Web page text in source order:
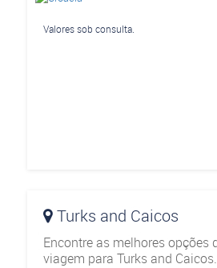
Valores sob consulta.
Turks and Caicos
Encontre as melhores opções
viagem para Turks and Caicos.